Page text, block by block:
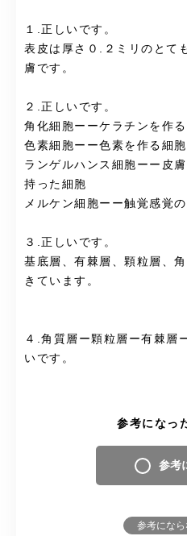
１.正しいです。
表皮は厚さ０.２ミリのとて
膚です。
２.正しいです。
角化細胞ーーケラチンを作
色素細胞ーー色素を作る細胞
ランゲルハンス細胞ーー皮
持った細胞
メルケン細胞ーー触覚感覚
３.正しいです。
基底層、有棘層、顆粒層、
きています。
４.角質層ー顆粒層ー有棘層
いです。
参考になっ
参考
参考にな